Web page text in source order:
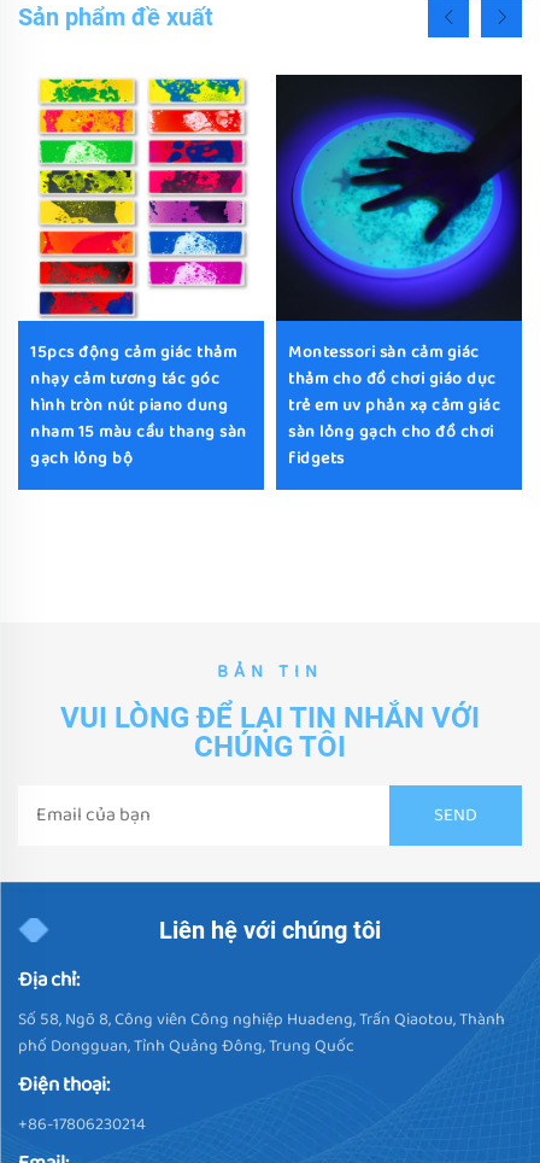
Sản phẩm đề xuất
15pcs động cảm giác thảm
nhạy cảm tương tác góc
hình tròn nút piano dung
nham 15 màu cầu thang sàn
gạch lỏng bộ
Montessori sàn cảm giác
thảm cho đồ chơi giáo dục
trẻ em uv phản xạ cảm giác
sàn lỏng gạch cho đồ chơi
fidgets
BẢN TIN
VUI LÒNG ĐỂ LẠI TIN NHẮN VỚI
CHÚNG TÔI
Liên hệ với chúng tôi
Địa chỉ:
Số 58, Ngõ 8, Công viên Công nghiệp Huadeng, Trấn Qiaotou, Thành
phố Dongguan, Tỉnh Quảng Đông, Trung Quốc
Điện thoại:
+86-17806230214